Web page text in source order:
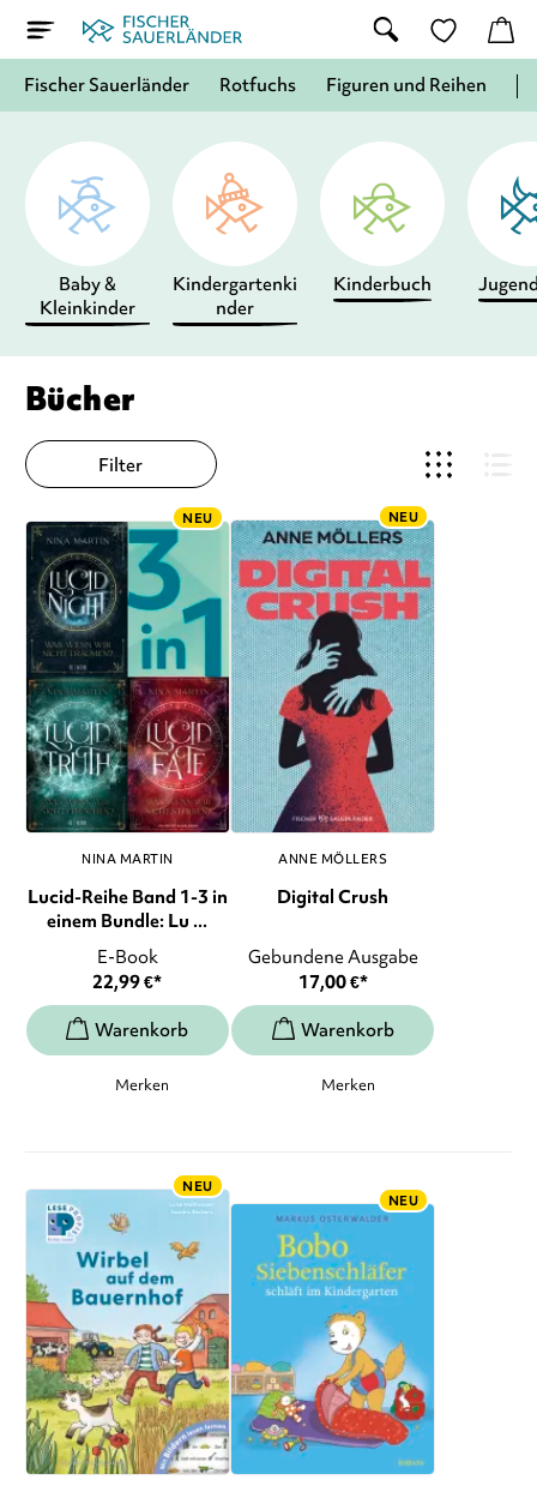
Fischer Sauerländer Rotfuchs Figuren und Reihen
Bücher
Baby &
Kleinkinder
Kindergartenki
nder
Kinderbuch
Filter
NEU
NINA MARTIN
Lucid-Reihe Band 1-3 in
einem Bundle: Lu ...
E-Book
22,99€*
Merken
NEU
ANNE MÖLLERS
Digital Crush
Gebundene Ausgabe
17,00€*
Merken
NEU
NEU